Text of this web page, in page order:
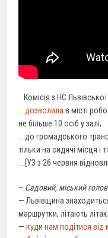
.. Комісія з НС
дозволила в місті
не більше 10 осіб у залі;
… до громадського
тільки на сидячі місця і
… [УЗ з 26 червня
– Садовий, міський
— Львівщина
маршрутки, літають
—куди нам подітися від